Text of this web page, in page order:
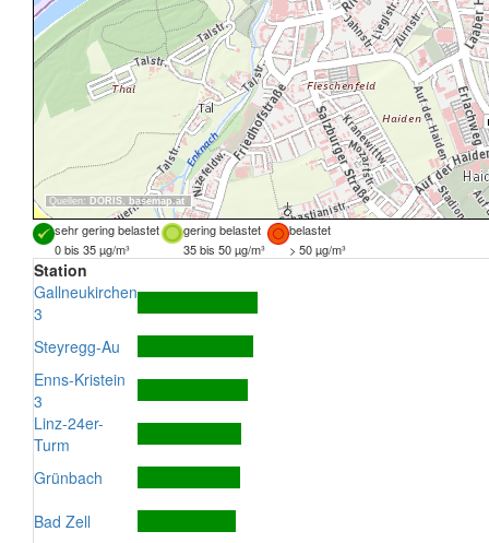
Quellen: DORIS, basemap.at
sehr gering belastet gering belastet
belastet
0 bis 35 µg/m³
35 bis 50 µg/m³ > 50 µg/m³
Station
Gallneukirchen
3
Steyregg-Au
Enns-Kristein
3
Linz-24er-
Turm
Grünbach
Bad Zell